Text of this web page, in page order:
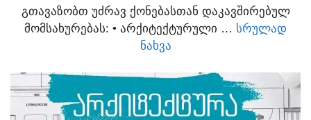
ᲒᲗᲐᲕᲐᲖᲝᲑᲗ ᲣᲫᲠᲐᲕ ᲥᲝᲜᲔᲑᲐᲡᲗᲐᲜ ᲓᲐᲙᲐᲕᲨᲘᲠᲔᲑᲣᲚ
ᲛᲝᲛᲡᲐᲮᲣᲠᲔᲑᲐᲡ:​ • ᲐᲠᲥᲘᲢᲔᲥᲢᲣᲠᲣᲚᲘ … ᲡᲠᲣᲚᲐᲓ
ᲜᲐᲮᲕᲐ